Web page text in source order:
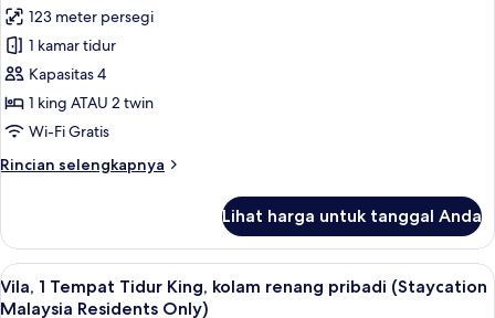
(Staycation
Malaysia
Only)
foto
untuk
Rainforest
Villa
(Staycation
Residents
123 meter persegi
1 kamar tidur
Kapasitas 4
1 king ATAU 2 twin
Wi-Fi Gratis
Rincian selengkapnya
Rincian
Rainforest
Villa
(Staycation
Malaysia
Lihat harga untuk tanggal Anda
Lihat
semua
Seprai katun Mesir, seprai premium,
3
Vila, 1 Tempat Tidur King, kolam renang pribadi (Staycation
Malaysia Residents Only)